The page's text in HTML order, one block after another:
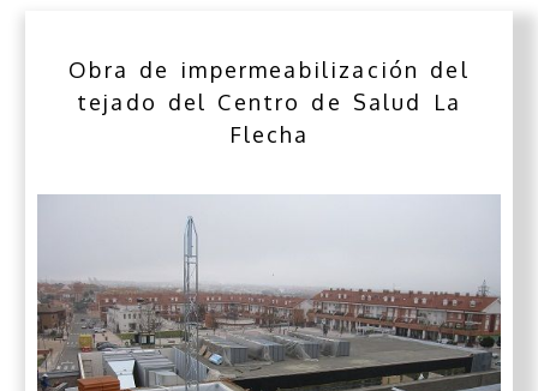
Obra de impermeabilización del
tejado del Centro de Salud La
Flecha